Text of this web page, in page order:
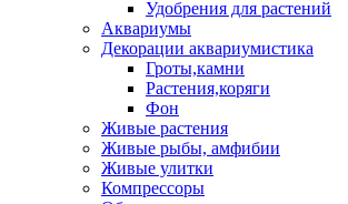
Удобрения для растений
Аквариумы
Декорации аквариумистика
Гроты,камни
Растения,коряги
Фон
Живые растения
Живые рыбы, амфибии
Живые улитки
Компрессоры